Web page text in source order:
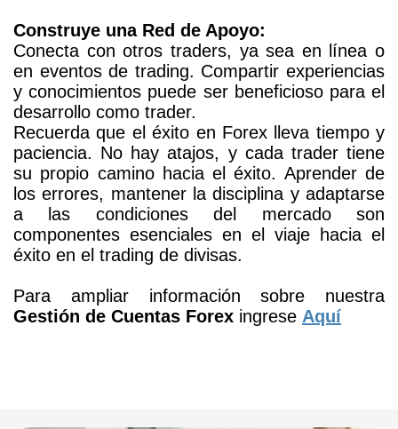
Construye una Red de Apoyo:
Conecta con otros traders, ya sea en línea o
en eventos de trading. Compartir experiencias
y conocimientos puede ser beneficioso para el
desarrollo como trader.
Recuerda que el éxito en Forex lleva tiempo y
paciencia. No hay atajos, y cada trader tiene
su propio camino hacia el éxito. Aprender de
los errores, mantener la disciplina y adaptarse
a las condiciones del mercado son
componentes esenciales en el viaje hacia el
éxito en el trading de divisas.
Para ampliar información sobre nuestra
Gestión de Cuentas Forex ingrese Aquí